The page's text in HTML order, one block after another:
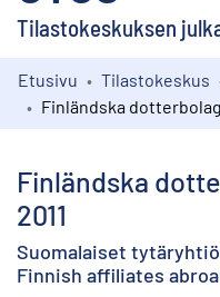
Tilastokeskuksen
Kokoelmat
Etusivu Tilastokeskus
Finländska
2011
Suomalaiset
Finnish affiliates